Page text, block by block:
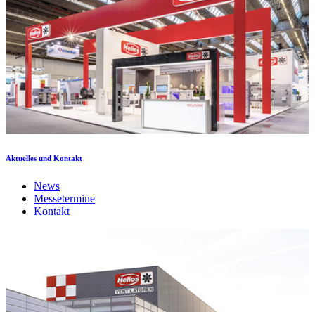
Aktuelles und Kontakt
News
Messetermine
Kontakt